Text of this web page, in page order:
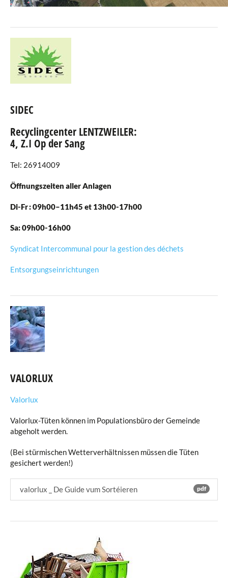
SIDEC
Recyclingcenter LENTZWEILER:
4, Z.I Op der Sang
Tel: 26914009
Öffnungszeiten aller Anlagen
Di-Fr : 09h00–11h45 et 13h00-17h00
Sa: 09h00-16h00
Syndicat Intercommunal pour la gestion des déchets
Entsorgungseinrichtungen
VALORLUX
Valorlux
Valorlux-Tüten können im Populationsbüro der Gemeinde
abgeholt werden.
(Bei stürmischen Wetterverhältnissen müssen die Tüten
gesichert werden!)
pdf
valorlux _ De Guide vum Sortéieren